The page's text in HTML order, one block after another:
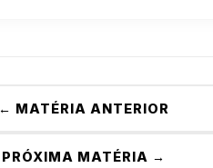
← MATÉRIA ANTERIOR
PRÓXIMA MATÉRIA →